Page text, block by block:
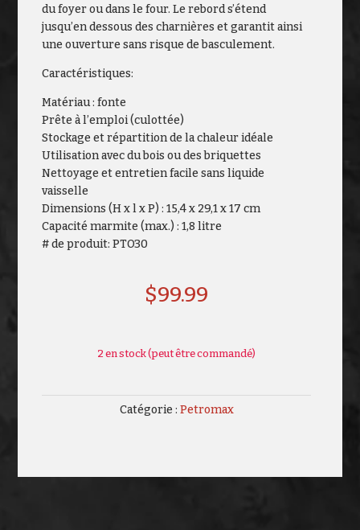
du foyer ou dans le four. Le rebord s’étend
jusqu’en dessous des charnières et garantit ainsi
une ouverture sans risque de basculement.
Caractéristiques:
Matériau : fonte
Prête à l’emploi (culottée)
Stockage et répartition de la chaleur idéale
Utilisation avec du bois ou des briquettes
Nettoyage et entretien facile sans liquide
vaisselle
Dimensions (H x l x P) : 15,4 x 29,1 x 17 cm
Capacité marmite (max.) : 1,8 litre
# de produit: PTO30
$99.99
2 en stock (peut être commandé)
Catégorie : Petromax